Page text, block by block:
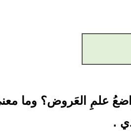
علمِ العَروض؟ وما
.